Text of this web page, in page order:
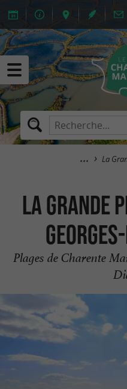
La
La Grande
Plages de Charente